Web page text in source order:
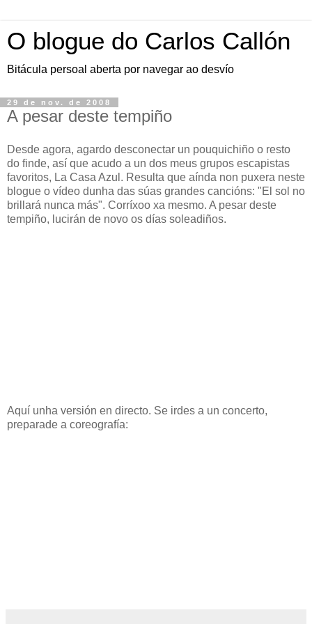
O blogue do Carlos Callón
Bitácula persoal aberta por navegar ao desvío
29 de nov. de 2008
A pesar deste tempiño
Desde agora, agardo desconectar un pouquichiño o resto
do finde, así que acudo a un dos meus grupos escapistas
favoritos, La Casa Azul. Resulta que aínda non puxera neste
blogue o vídeo dunha das súas grandes cancións: "El sol no
brillará nunca más". Corríxoo xa mesmo. A pesar deste
tempiño, lucirán de novo os días soleadiños.
Aquí unha versión en directo. Se irdes a un concerto,
preparade a coreografía: